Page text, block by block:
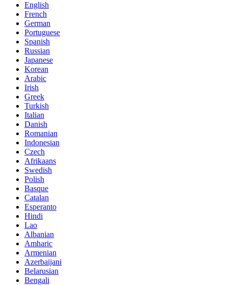
English
French
German
Portuguese
Spanish
Russian
Japanese
Korean
Arabic
Irish
Greek
Turkish
Italian
Danish
Romanian
Indonesian
Czech
Afrikaans
Swedish
Polish
Basque
Catalan
Esperanto
Hindi
Lao
Albanian
Amharic
Armenian
Azerbaijani
Belarusian
Bengali